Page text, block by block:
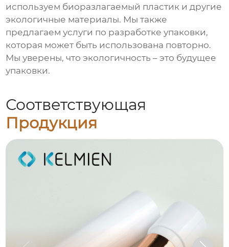
используем биоразлагаемый пластик и другие
экологичные материалы. Мы также
предлагаем услуги по разработке упаковки,
которая может быть использована повторно.
Мы уверены, что экологичность – это будущее
упаковки.
Соответствующая
Продукция